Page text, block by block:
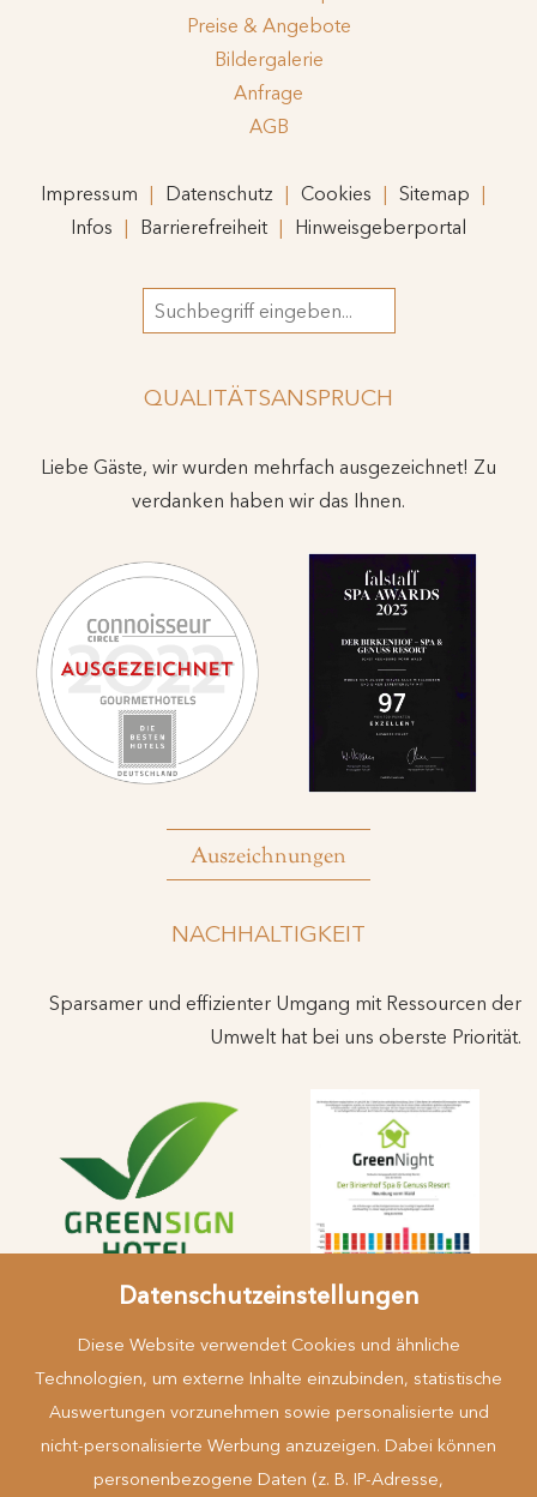
Datenschutzeinstellungen
Diese Website verwendet Cookies und ähnliche
Technologien, um externe Inhalte einzubinden, statistische
Auswertungen vorzunehmen sowie personalisierte und
nicht-personalisierte Werbung anzuzeigen. Dabei können
personenbezogene Daten (z. B. IP-Adresse,
Preise & Angebote
Bildergalerie
Anfrage
AGB
Impressum Datenschutz Cookies
Sitemap
Infos
Barrierefreiheit Hinweisgeberportal
Suchbegriff
QUALITÄTSANSPRUCH
Liebe Gäste, wir wurden mehrfach ausgezeichnet! Zu
verdanken haben wir das Ihnen.
Auszeichnungen
NACHHALTIGKEIT
Sparsamer und effizienter Umgang mit Ressourcen der
Umwelt hat bei uns oberste Priorität.
Mehr erfahren